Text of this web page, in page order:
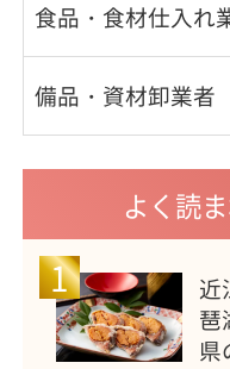
食品・食材仕入れ
備品・資材卸業者
よく読
1
近
琶
県